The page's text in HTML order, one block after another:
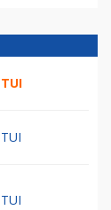
TUI
TUI
TUI